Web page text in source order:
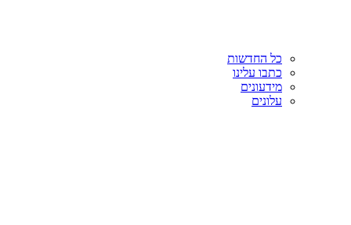
כל החדשות
כתבו עלינו
מידעונים
עלונים